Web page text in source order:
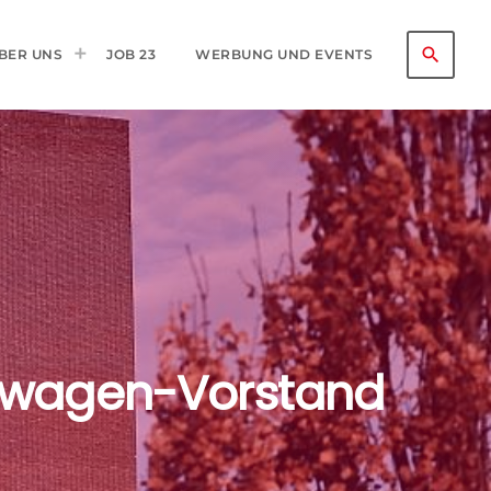
UNS JOB 23 WERBUNG UND EVENTS search
Vorstand